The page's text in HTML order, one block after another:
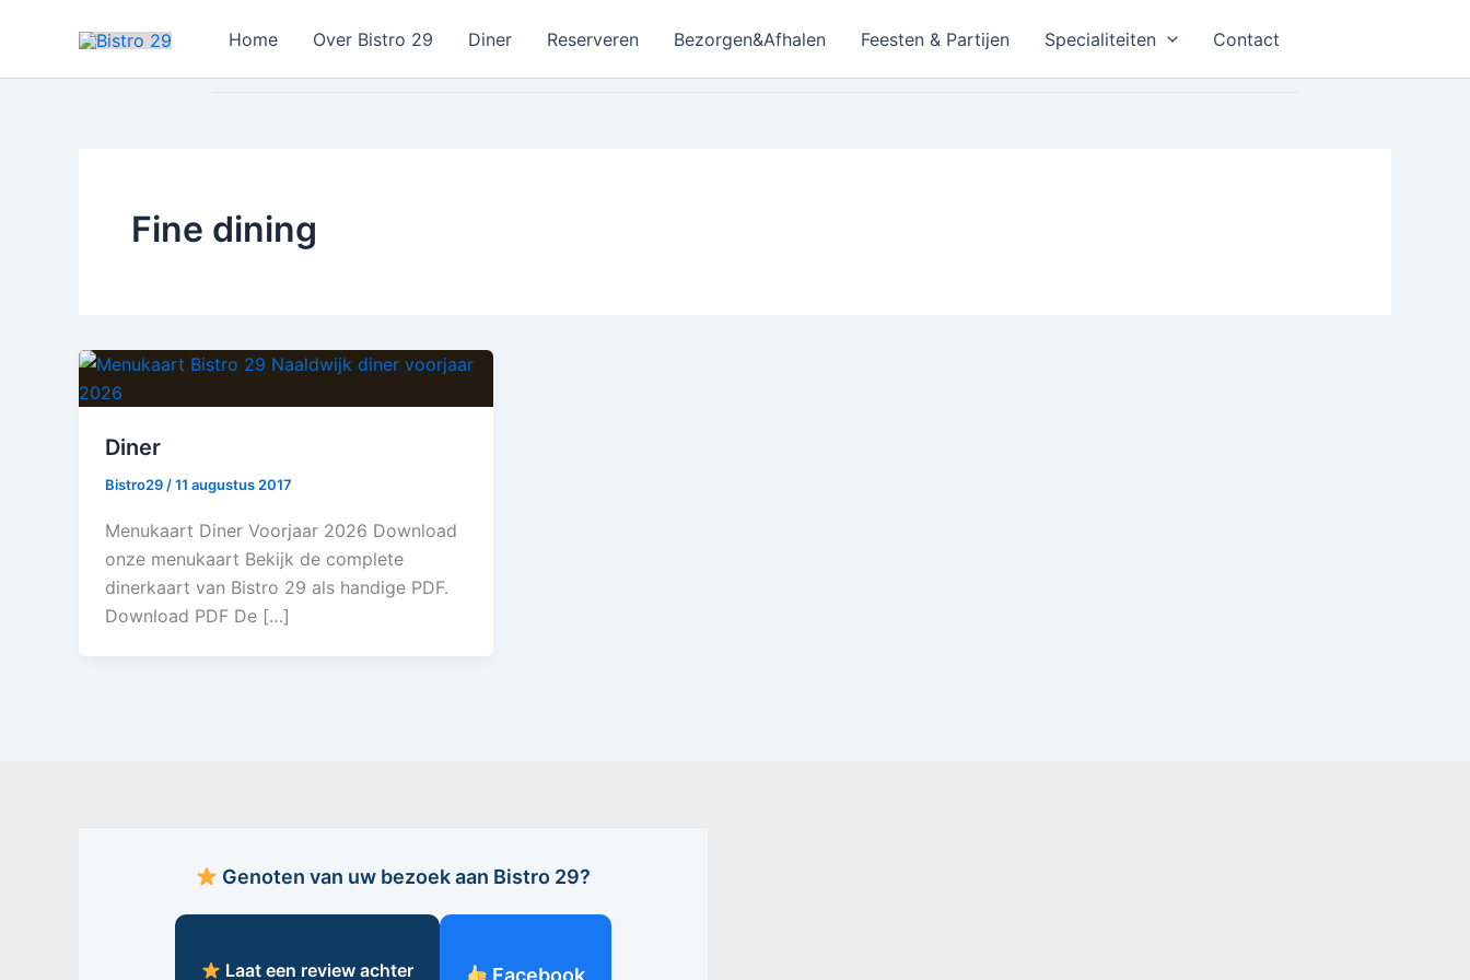
Home Over Bistro 29 Diner Reserveren Bezorgen&Afhalen Feesten & Partijen Specialiteiten Contact
Fine dining
Diner
Bistro29 /11 augustus 2017
Menukaart Diner Voorjaar 2026 Download
onze menukaart Bekijk de complete
dinerkaart van Bistro 29 als handige PDF.
Download PDF De […]
Genoten van uw bezoek aan Bistro 29?
Laat een review achter Facebook